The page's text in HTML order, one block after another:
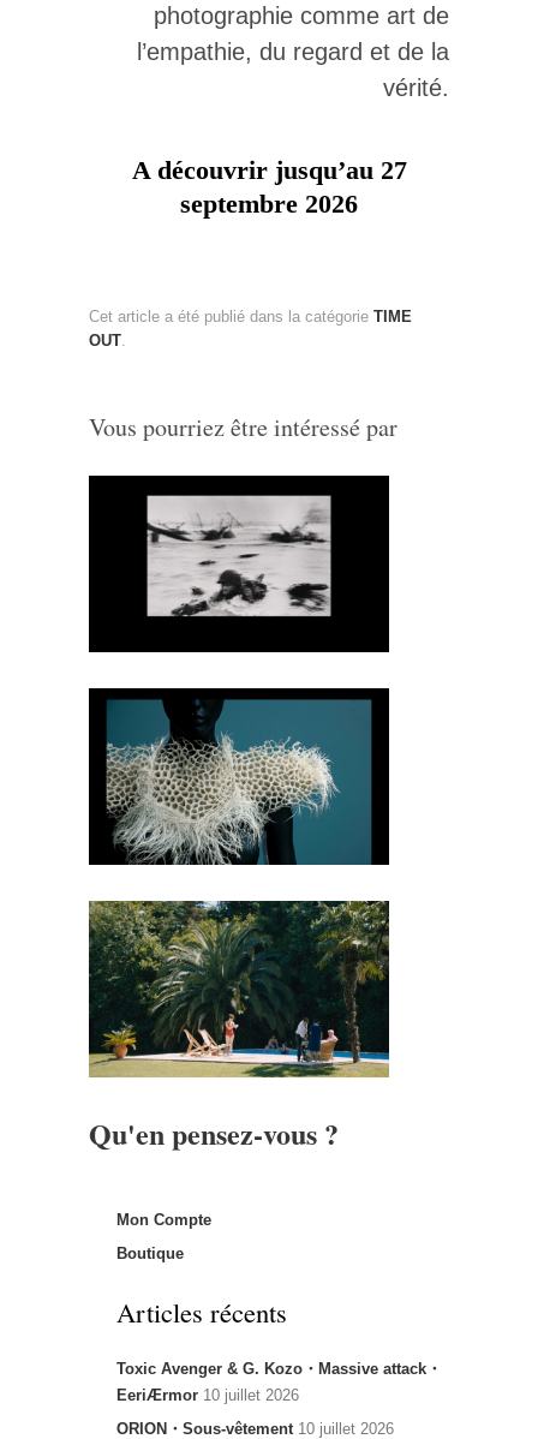
photographie comme art de
l’empathie, du regard et de la
vérité.
A découvrir jusqu’au 27
septembre 2026
Cet article a été publié dans la catégorie TIME
OUT
Vous pourriez être intéressé par
Qu'en pensez-vous ?
Mon Compte
Boutique
Articles récents
Toxic Avenger & G. Kozo・Massive attack・
EeriÆrmor 10 juillet 2026
ORION・Sous-vêtement 10 juillet 2026